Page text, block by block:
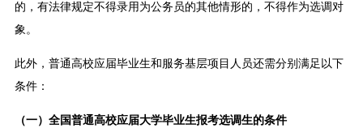
的，有法律规定不得录用为公务员的其他情形的，不得作为选调对
象。
此外，普通高校应届毕业生和服务基层项目人员还需分别满足以下
条件：
（一）全国普通高校应届大学毕业生报考选调生的条件